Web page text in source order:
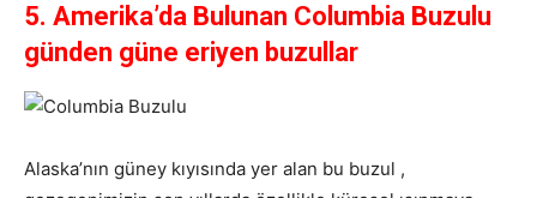
5. Amerika’da Bulunan Columbia Buzulu
günden güne eriyen buzullar
Alaska’nın güney kıyısında yer alan bu buzul ,